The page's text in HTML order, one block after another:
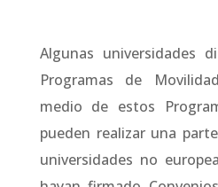
Algunas universidades
Programas de
medio de estos
pueden realizar una
universidades no